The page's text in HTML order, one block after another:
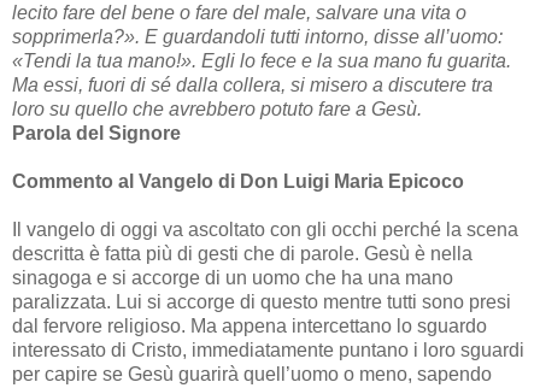
lecito fare del bene o fare del male, salvare una vita o
sopprimerla?». E guardandoli tutti intorno, disse all’uomo:
«Tendi la tua mano!». Egli lo fece e la sua mano fu guarita.
Ma essi, fuori di sé dalla collera, si misero a discutere tra
loro su quello che avrebbero potuto fare a Gesù.
Parola del Signore
Commento al Vangelo di Don Luigi Maria Epicoco
Il vangelo di oggi va ascoltato con gli occhi perché la scena
descritta è fatta più di gesti che di parole. Gesù è nella
sinagoga e si accorge di un uomo che ha una mano
paralizzata. Lui si accorge di questo mentre tutti sono presi
dal fervore religioso. Ma appena intercettano lo sguardo
interessato di Cristo, immediatamente puntano i loro sguardi
per capire se Gesù guarirà quell’uomo o meno, sapendo